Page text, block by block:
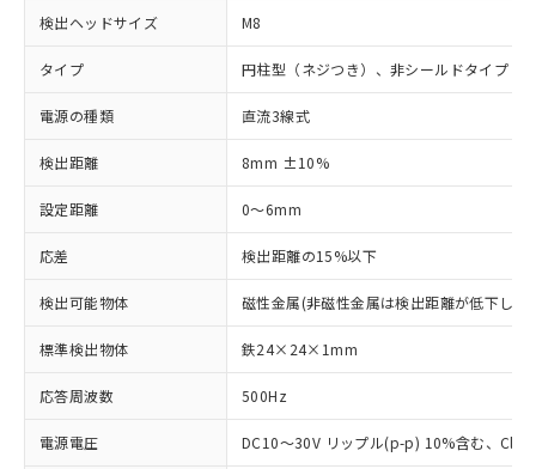
検出ヘッドサイズ M8
タイプ 円柱型（ネジつき）、非シールドタイプ
電源の種類 直流3線式
検出距離 8mm ±10%
設定距離 0～6mm
応差 検出距離の15%以下
検出可能物体 磁性金属(非磁性金属は検出距離が低下しま
標準検出物体 鉄24×24×1mm
応答周波数 500Hz
電源電圧 DC10～30V リップル(p-p) 10%含む、